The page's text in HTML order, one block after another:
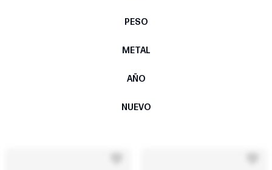
PESO
METAL
AÑO
NUEVO